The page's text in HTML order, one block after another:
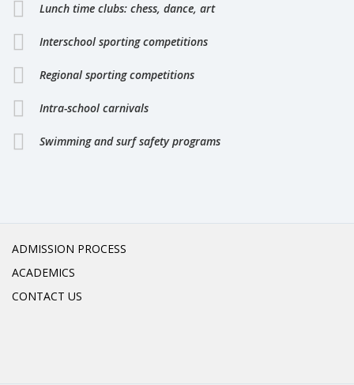
Lunch time clubs: chess, dance, art
Interschool sporting competitions
Regional sporting competitions
Intra-school carnivals
Swimming and surf safety programs
ADMISSION PROCESS
ACADEMICS
CONTACT US